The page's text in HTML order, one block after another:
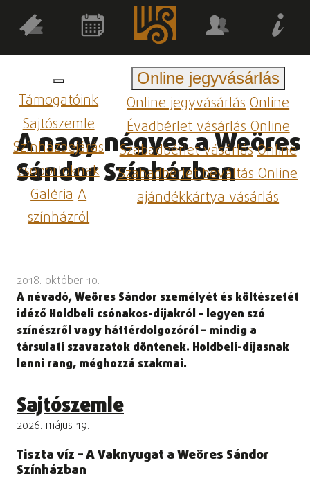
Támogatóink
Sajtószemle
Színházbejárás
csoportoknak
GalériaA
színházról
Online jegyvásárlás
Online jegyvásárlásOnline
Évadbérlet vásárlásOnline
Szabadbérlet vásárlásOnline
Szabadbérlet beváltásOnline
ajándékkártya vásárlás
A nagy négyes a Weöres
Sándor Színházban
2018. október 10.
A névadó, Weöres Sándor személyét és költészetét
idéző Holdbeli csónakos-díjakról – legyen szó
színészről vagy háttérdolgozóról – mindig a
társulati szavazatok döntenek. Holdbeli-díjasnak
lenni rang, méghozzá szakmai.
Sajtószemle
2026. május 19.
Tiszta víz – A Vaknyugat a Weöres Sándor
Színházban